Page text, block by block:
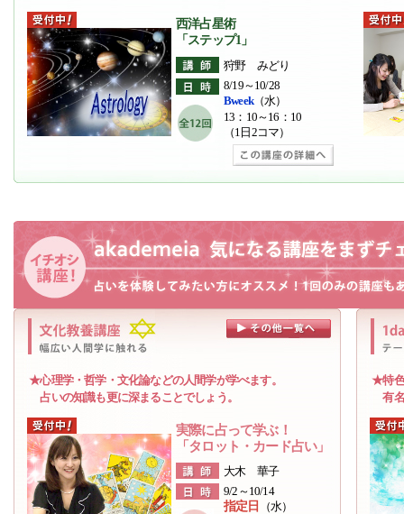
西洋占星術
「ステップ1」
狩野 みどり
8/19～10/28
Bweek（水）
13：10～16：10
（1日2コマ）
★心理学・哲学・文化論などの人間学が学べます。
占いの知識も更に深まることでしょう。
実際に占って学ぶ！
「タロット・カード占い」
大木 華子
9/2～10/14
指定日
（水）
★特色
有名